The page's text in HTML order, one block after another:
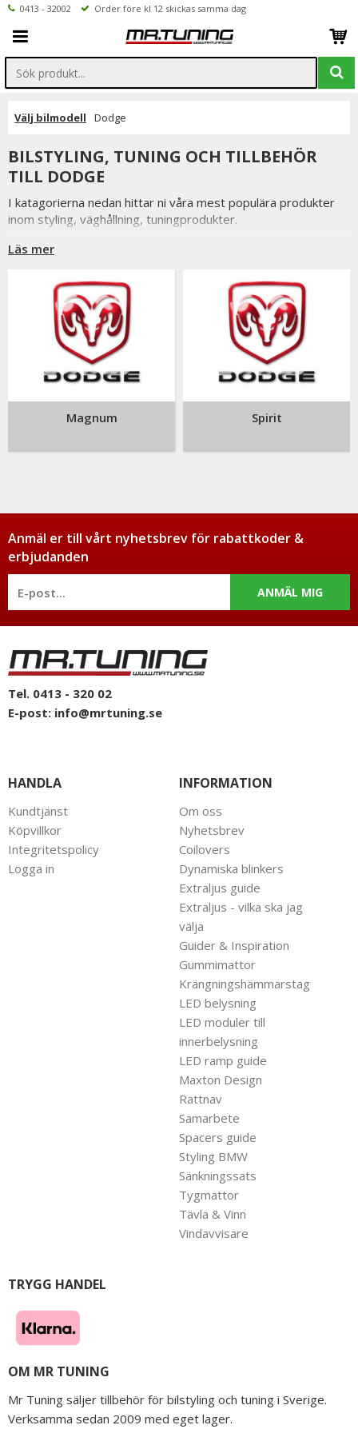
0413 - 32002 Order före kl 12 skickas samma dag
Välj bilmodell Dodge
BILSTYLING, TUNING OCH TILLBEHÖR
TILL DODGE
I katagorierna nedan hittar ni våra mest populära produkter
inom styling, väghållning, tuningprodukter.
Är det något som du funderar över eller inte hittar i vårt
Till Dodge.
Läs mer
Magnum Spirit
Anmäl er till vårt nyhetsbrev för rabattkoder &
erbjudanden
ANMÄL MIG
Tel. 0413 - 320 02
E-post: info@mrtuning.se
HANDLA
Kundtjänst
Köpvillkor
Integritetspolicy
Logga in
INFORMATION
Om oss
Nyhetsbrev
Coilovers
Dynamiska blinkers
Extraljus guide
Extraljus - vilka ska jag
välja
Guider & Inspiration
Gummimattor
Krängningshämmarstag
LED belysning
LED moduler till
innerbelysning
LED ramp guide
Maxton Design
Rattnav
Samarbete
Spacers guide
Styling BMW
Sänkningssats
Tygmattor
Tävla & Vinn
Vindavvisare
TRYGG HANDEL
OM MR TUNING
Mr Tuning säljer tillbehör för bilstyling och tuning i Sverige.
Verksamma sedan 2009 med eget lager.